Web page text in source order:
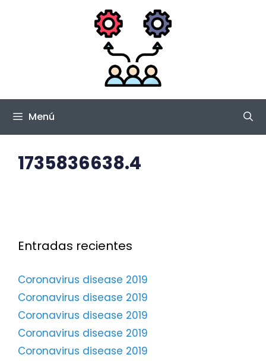
Menú
1735836638.4
Entradas recientes
Coronavirus disease 2019
Coronavirus disease 2019
Coronavirus disease 2019
Coronavirus disease 2019
Coronavirus disease 2019